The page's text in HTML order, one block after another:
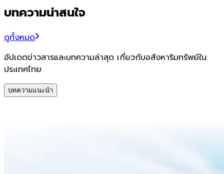
บทความน่าสนใจ
ดูทั้งหมด
อัปเดตข่าวสารและบทความล่าสุด เกี่ยวกับอสังหาริมทรัพย์ใน
ประเทศไทย
บทความแนะนำ